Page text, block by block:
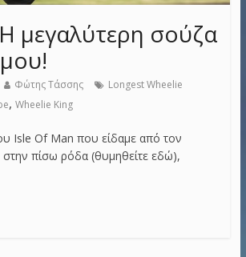
μεγαλύτερη σούζα
Φώτης Τάσσης
Longest Wheelie
, Wheelie King
Isle Of Man που είδαμε από τον
πίσω ρόδα (θυμηθείτε εδώ),